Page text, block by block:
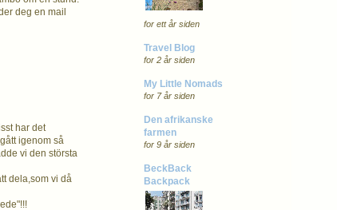
deg en mail
har det
igenom så
vi den största
dela,som vi då
for ett år siden
Travel Blog
for 2 år siden
My Little Nomads
for 7 år siden
Den afrikanske
farmen
for 9 år siden
BeckBack
Backpack